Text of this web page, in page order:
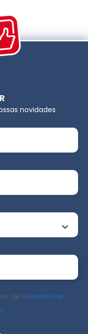
novidades
de la Política de
.